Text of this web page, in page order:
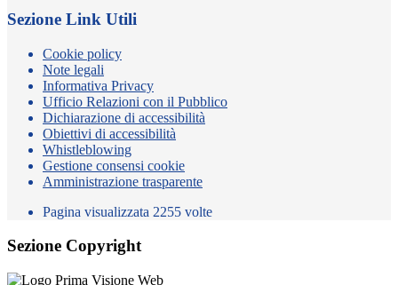
Sezione Link Utili
Cookie policy
Note legali
Informativa Privacy
Ufficio Relazioni con il Pubblico
Dichiarazione di accessibilità
Obiettivi di accessibilità
Whistleblowing
Gestione consensi cookie
Amministrazione trasparente
Pagina visualizzata 2255 volte
Sezione Copyright